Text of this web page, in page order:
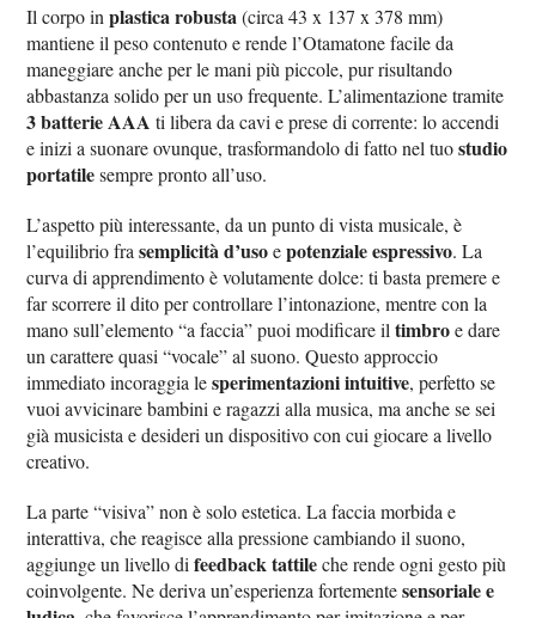
Il corpo inplastica robusta(circa 43 x 137 x 378 mm)
mantiene il peso contenuto e rende l’Otamatone facile da
maneggiare anche per le mani più piccole, pur risultando
abbastanza solido per un uso frequente. L’alimentazione tramite
3 batterie AAA ti libera da cavi e prese di corrente: lo accendi
e inizi a suonare ovunque, trasformandolo di fatto nel tuostudio
portatilesempre pronto all’uso.
L’aspetto più interessante, da un punto di vista musicale, è
l’equilibrio frasemplicità d’usoepotenziale espressivo. La
curva di apprendimento è volutamente dolce: ti basta premere e
far scorrere il dito per controllare l’intonazione, mentre con la
mano sull’elemento “a faccia” puoi modificare iltimbroe dare
un carattere quasi “vocale” al suono. Questo approccio
immediato incoraggia lesperimentazioni intuitive, perfetto se
vuoi avvicinare bambini e ragazzi alla musica, ma anche se sei
già musicista e desideri un dispositivo con cui giocare a livello
creativo.
La parte “visiva” non è solo estetica. La faccia morbida e
interattiva, che reagisce alla pressione cambiando il suono,
aggiunge un livello difeedback tattileche rende ogni gesto più
coinvolgente. Ne deriva un’esperienza fortementesensoriale e